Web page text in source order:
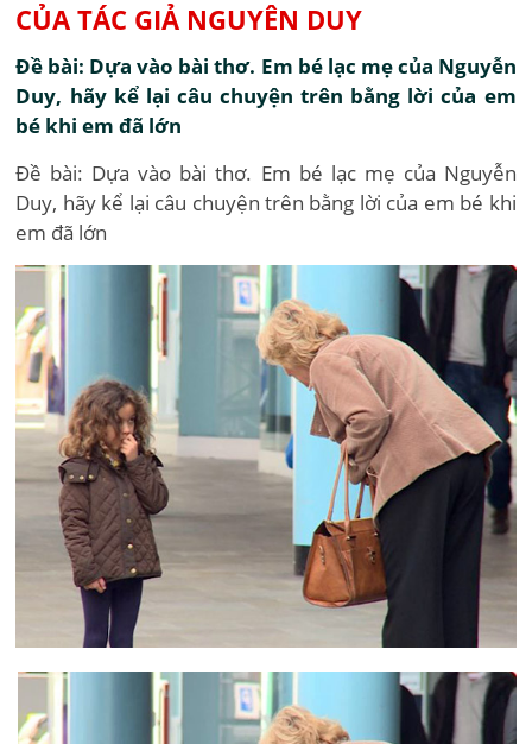
CỦA TÁC GIẢ NGUYÊN DUY
Đề bài: Dựa vào bài thơ. Em bé lạc mẹ của Nguyễn
Duy, hãy kể lại câu chuyện trên bằng lời của em
bé khi em đã lớn
Đề bài: Dựa vào bài thơ. Em bé lạc mẹ của Nguyễn
Duy, hãy kể lại câu chuyện trên bằng lời của em bé khi
em đã lớn